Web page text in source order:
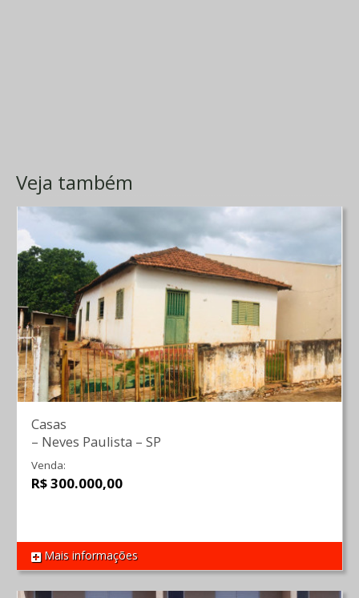
Veja também
REF 1085
Casas
– Neves Paulista – SP
Venda:
R$ 300.000,00
Mais informações